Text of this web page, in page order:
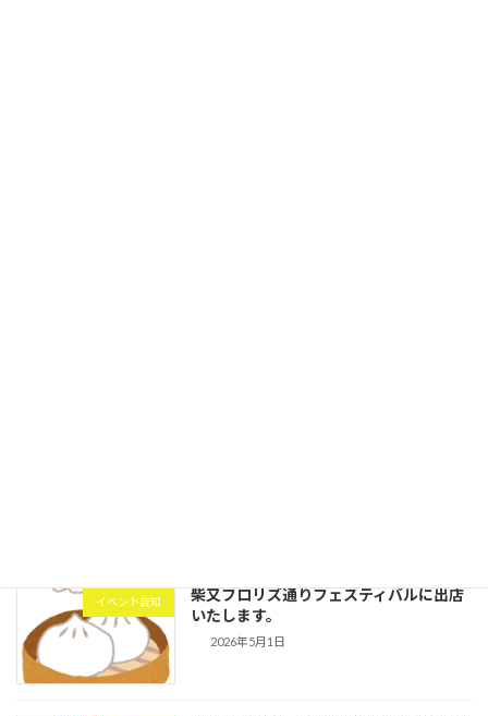
イベント告知
柴又フロリズ通りフェスティバルに出店
いたします。
2026年5月1日